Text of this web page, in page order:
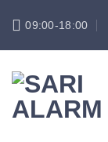
atla 09:00-18:00